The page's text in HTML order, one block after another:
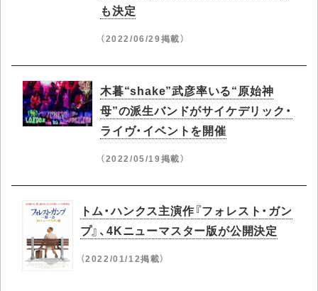
も決定
（2022/06/29掲載）
木暮“shake”武彦率いる“原始神
母”の派生バンドがサイケデリック・
ライヴ・イベントを開催
（2022/05/19掲載）
トム・ハンクス主演作『フォレスト・ガン
プ』、4Kニューマスター版が公開決定
（2022/01/12掲載）